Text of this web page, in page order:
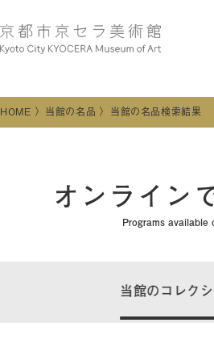
HOME 当館の名品 当館の名品検索結果
オンライン
Programs available
当館のコレク